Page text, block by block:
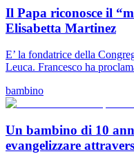
Il Papa riconosce il
Elisabetta Martinez
E’ la fondatrice della
Leuca. Francesco ha
bambino
Un bambino di 10
evangelizzare